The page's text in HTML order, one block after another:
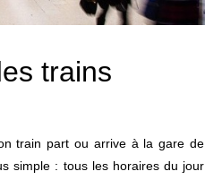
trains
train part ou arrive à la gare de
simple : tous les horaires du jour